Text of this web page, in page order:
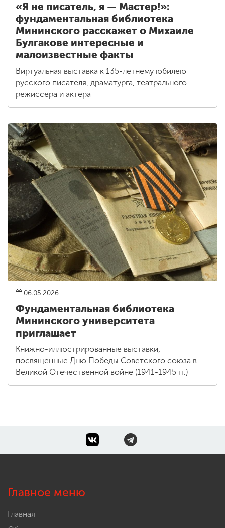
«Я не писатель, я — Мастер!»:
фундаментальная библиотека
Мининского расскажет о Михаиле
Булгакове интересные и
малоизвестные факты
Виртуальная выставка к 135-летнему юбилею
русского писателя, драматурга, театрального
режиссера и актера
06.05.2026
Фундаментальная библиотека
Мининского университета
приглашает
Книжно-иллюстрированные выставки,
посвященные Дню Победы Советского союза в
Великой Отечественной войне (1941-1945 гг.)
Главное меню
Главная